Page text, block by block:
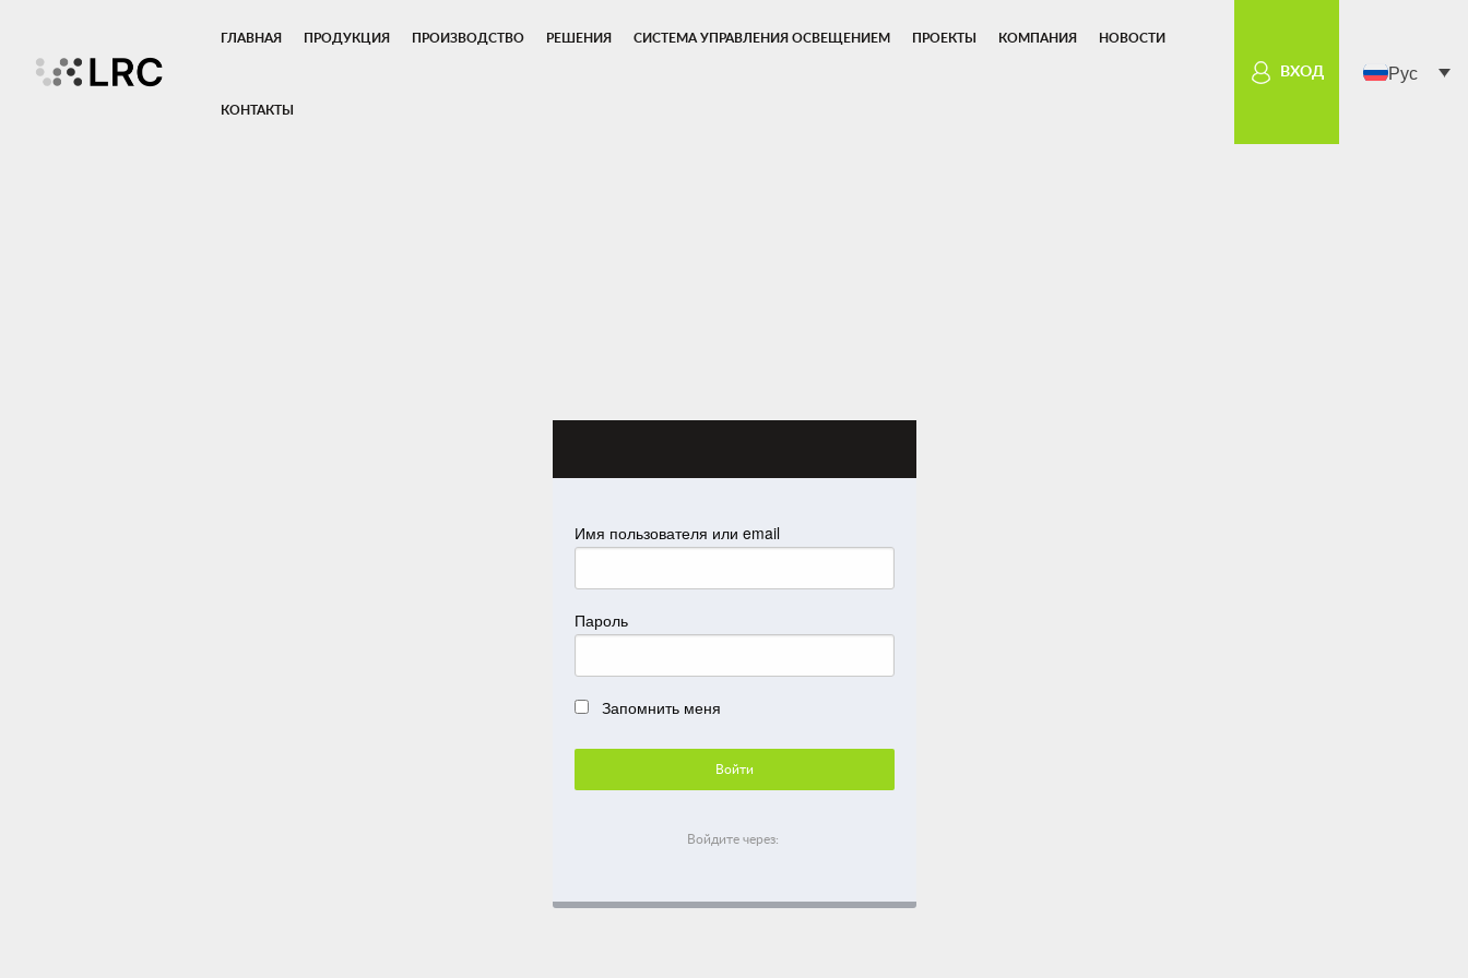
ГЛАВНАЯ ПРОДУКЦИЯ ПРОИЗВОДСТВО РЕШЕНИЯ СИСТЕМА УПРАВЛЕНИЯ ОСВЕЩЕНИЕМ ПРОЕКТЫ КОМПАНИЯ НОВОСТИ
КОНТАКТЫ
ВХОД Рус
Имя пользователя или email
Пароль
Запомнить меня
Войдите через: